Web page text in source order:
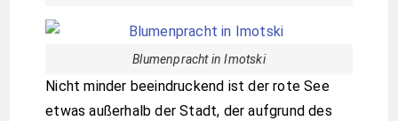
Blumenpracht in Imotski
Nicht minder beeindruckend ist der rote See
etwas außerhalb der Stadt, der aufgrund des